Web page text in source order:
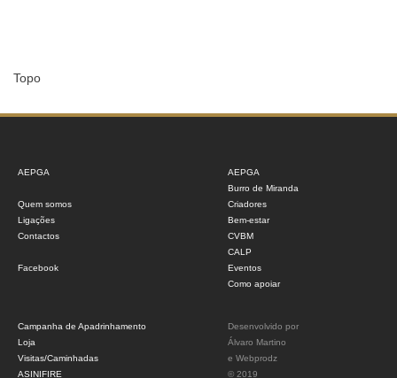
Topo
AEPGA
Quem somos
Ligações
Contactos
Facebook
AEPGA
Burro de Miranda
Criadores
Bem-estar
CVBM
CALP
Eventos
Como apoiar
Campanha de Apadrinhamento
Loja
Visitas/Caminhadas
ASINIFIRE
Desenvolvido por
Álvaro Martino
e Webprodz
© 2019